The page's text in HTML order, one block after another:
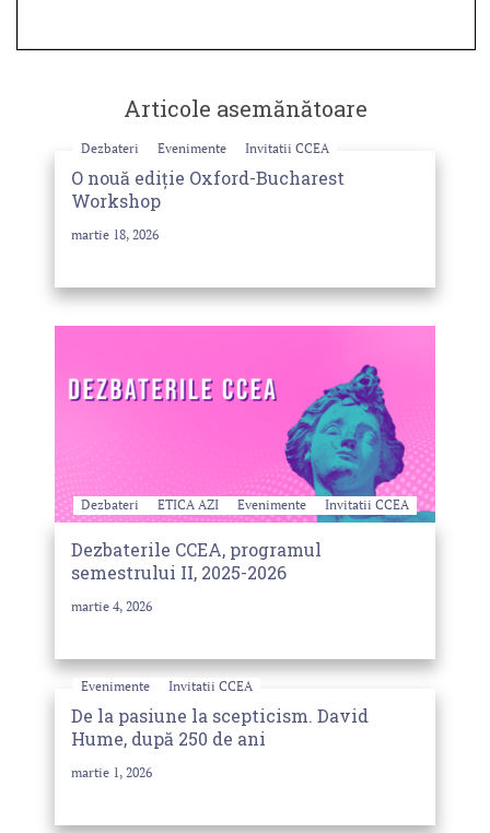
Articole asemănătoare
Dezbateri Evenimente Invitatii CCEA
O nouă ediție Oxford-Bucharest
Workshop
martie 18, 2026
Dezbateri ETICA AZI Evenimente Invitatii CCEA
Dezbaterile CCEA, programul
semestrului II, 2025-2026
martie 4, 2026
Evenimente Invitatii CCEA
De la pasiune la scepticism. David
Hume, după 250 de ani
martie 1, 2026